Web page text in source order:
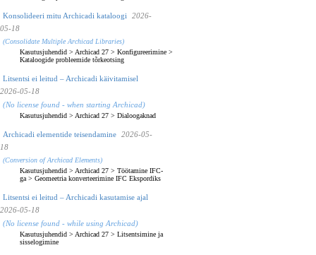
Konsolideeri mitu Archicadi kataloogi
2026-
05-18
(Consolidate Multiple Archicad Libraries)
Kasutusjuhendid > Archicad 27 > Konfigureerimine >
Kataloogide probleemide tõrkeotsing
Litsentsi ei leitud – Archicadi käivitamisel
2026-05-18
(No license found - when starting Archicad)
Kasutusjuhendid > Archicad 27 > Dialoogaknad
Archicadi elementide teisendamine
2026-05-
18
(Conversion of Archicad Elements)
Kasutusjuhendid > Archicad 27 > Töötamine IFC-
ga > Geomeetria konverteerimine IFC Ekspordiks
Litsentsi ei leitud – Archicadi kasutamise ajal
2026-05-18
(No license found - while using Archicad)
Kasutusjuhendid > Archicad 27 > Litsentsimine ja
sisselogimine